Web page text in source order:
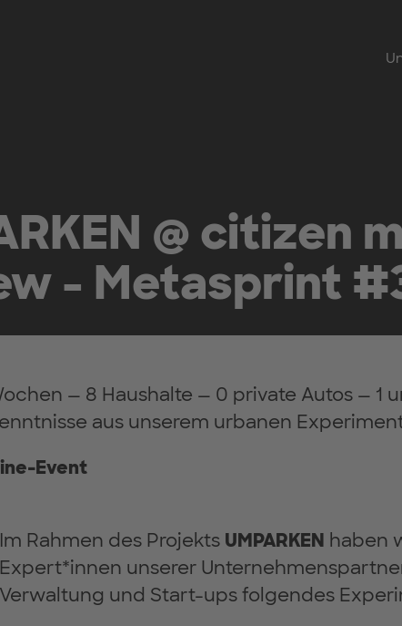
@ citizen
- Metasprint
— 8 Haushalte — 0 private Autos — 1
aus unserem urbanen
Event
Im Rahmen des ProjektsUMPARKEN haben
Expert*innen unserer
Verwaltung und Start-ups folgendes